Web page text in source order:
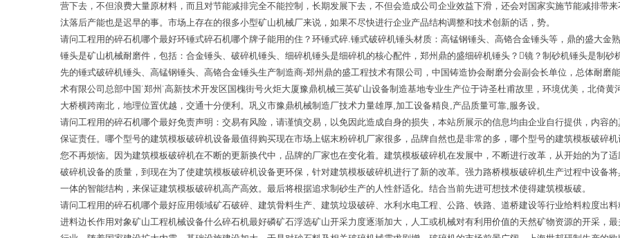
营下去，不但浪费大量原材料，而且对节能减排完全不能控制，长期发展下去，不但会造成公司企业效益下滑，还会对国家实施节能减排带
汰落后产能也是迟早的事。市场上存在的很多小型矿山机械厂来说，如果不尽快进行企业产品结构调整和技术创新的话，势。
请问工程用的碎石机哪个最好环锤式碎石机哪个牌子能用的住？环锤式碎.锤式破碎机锤头材质：高锰钢锤头、高铬合金锤头等，鼎的盛大金
锤头是矿山机械耐磨件，包括：合金锤头、破碎机锤头、细碎机锤头是细碎机的核心配件，郑州鼎的盛细碎机锤头？镜？制砂机锤头是制
先的锤式破碎机锤头、高锰钢锤头、高铬合金锤头生产制造商-郑州鼎的盛工程技术有限公司，中国铸造协会耐磨分会副会长单位，总体耐磨
术有限公司总部中国˙郑州˙高新技术开发区国槐街号火炬大厦豫鼎机械三英矿山设备制造基地专业生产位于诗圣杜甫故里，环境优美，北倚
大桥横跨南北，地理位置优越，交通十分便利。巩义市豫鼎机械制造厂技术力量雄厚,加工设备精良,产品质量可靠,服务设。
请问工程用的碎石机哪个最好免责声明：交易有风险，请谨慎交易，以免因此造成自身的损失，本站所展示的信息均由企业自行提供，内容
保证责任。哪个型号的建筑模板破碎机设备最值得购买现在市场上锯末粉碎机厂家很多，品牌自然也是非常的多，哪个型号的建筑模板破碎
您不再烦恼。因为建筑模板破碎机在不断的更新换代中，品牌的厂家也在变化着。建筑模板破碎机在发展中，不断进行改革，从开始的为了
破碎机设备的质量，到现在为了使建筑模板破碎机设备更环保，针对建筑模板破碎机进行了新的改革。强力路桥模板破碎机生产过程中设备
一体的智能结构，来保证建筑模板破碎机高产高效。最后将根据追求制砂生产的人性舒适化。结合当前先进可想技术使得建筑模板破。
请问工程用的碎石机哪个最好应用领域矿石破碎、建筑骨料生产、建筑垃圾破碎、水利水电工程、公路、铁路、道桥建设等行业给料粒度出
进料边长作用对象矿山工程机械设备什么碎石机最好磷矿石浮选矿山开采力度逐渐加大，人工或机械对有利用价值的天然矿物资源的开采，